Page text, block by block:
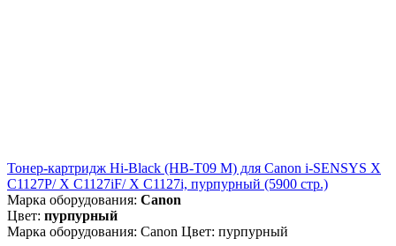
Тонер-картридж Hi-Black (HB-T09 M) для Canon i-SENSYS X
C1127P/ X C1127iF/ X C1127i, пурпурный (5900 стр.)
Марка оборудования: Canon
Цвет: пурпурный
Марка оборудования: Canon Цвет: пурпурный